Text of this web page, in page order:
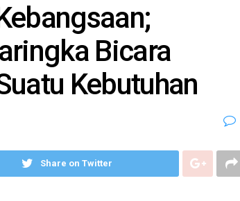
Bicara
Kebutuhan‎
Share on Twitter